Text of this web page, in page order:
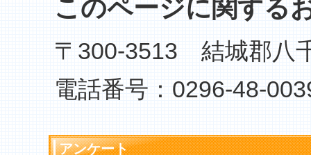
このページに関する
〒300-3513 結城郡八
電話番号：0296-48-
アンケート